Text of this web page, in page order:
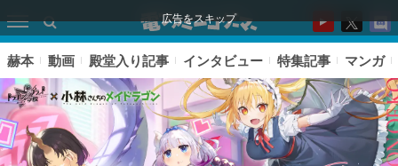
広告をスキップ
赫本 動画 殿堂入り記事 インタビュー 特集記事 マンガ